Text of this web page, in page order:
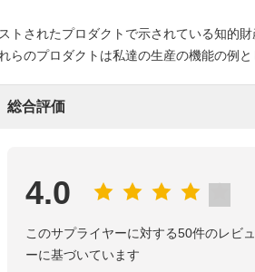
トされたプロダクトで示されている知的財
らのプロダクトは私達の生産の機能の例
総合評価
4.0
このサプライヤーに対する50件のレビュ
ーに基づいています